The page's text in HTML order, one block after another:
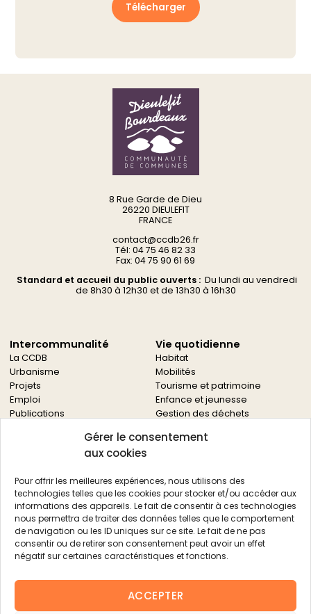
Gérer le consentement
aux cookies
Pour offrir les meilleures expériences, nous utilisons des
technologies telles que les cookies pour stocker et/ou accéder aux
informations des appareils. Le fait de consentir à ces technologies
nous permettra de traiter des données telles que le comportement
de navigation ou les ID uniques sur ce site. Le fait de ne pas
consentir ou de retirer son consentement peut avoir un effet
négatif sur certaines caractéristiques et fonctions.
ACCEPTER
Télécharger
8 Rue Garde de Dieu
26220 DIEULEFIT
FRANCE
contact@ccdb26.fr
Tél: 04 75 46 82 33
Fax: 04 75 90 61 69
Standard et accueil du public ouverts :Du lundi au vendredi
de 8h30 à 12h30 et de 13h30 à 16h30
Intercommunalité
La CCDB
Urbanisme
Projets
Emploi
Publications
Vie quotidienne
Habitat
Mobilités
Tourisme et patrimoine
Enfance et jeunesse
Gestion des déchets
Culture
Autres services
Économie locale
Agriculture
Filière bois
Environnement
Aides aux entreprises
Aides aux associations
Actualités
FAQ